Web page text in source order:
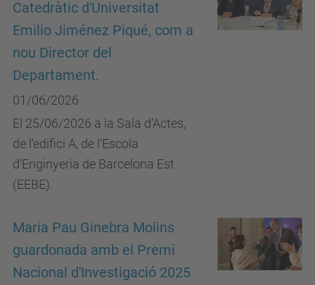
Catedràtic d'Universitat
Emilio Jiménez Piqué, com a
nou Director del
Departament.
01/06/2026
El 25/06/2026 a la Sala d’Actes,
de l'edifici A, de l'Escola
d'Enginyeria de Barcelona Est
(EEBE).
Maria Pau Ginebra Molins
guardonada amb el Premi
Nacional d'Investigació 2025